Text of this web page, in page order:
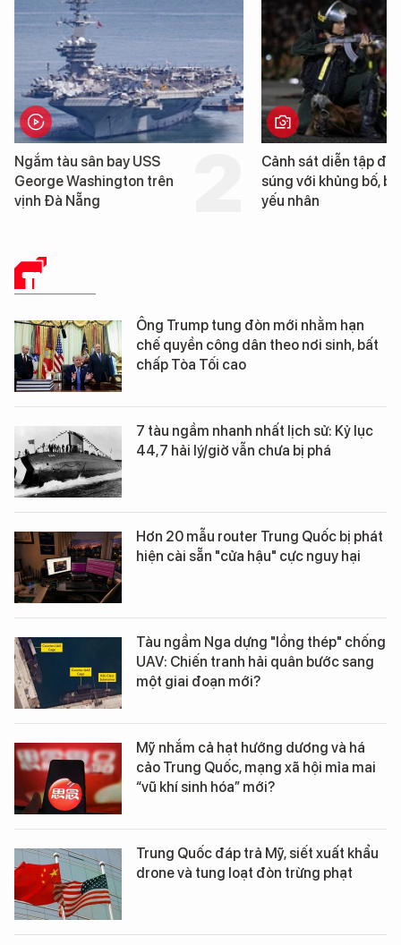
Ngắm tàu sân bay USS
George Washington trên
vịnh Đà Nẵng
Cảnh sát diễn tập
súng với khủng bố,
yếu nhân
THẾ GIỚI
Ông Trump tung đòn mới nhằm hạn
chế quyền công dân theo nơi sinh, bất
chấp Tòa Tối cao
7 tàu ngầm nhanh nhất lịch sử: Kỷ lục
44,7 hải lý/giờ vẫn chưa bị phá
Hơn 20 mẫu router Trung Quốc bị phát
hiện cài sẵn "cửa hậu" cực nguy hại
Tàu ngầm Nga dựng "lồng thép" chống
UAV: Chiến tranh hải quân bước sang
một giai đoạn mới?
Mỹ nhắm cả hạt hướng dương và há
cảo Trung Quốc, mạng xã hội mỉa mai
“vũ khí sinh hóa” mới?
Trung Quốc đáp trả Mỹ, siết xuất khẩu
drone và tung loạt đòn trừng phạt